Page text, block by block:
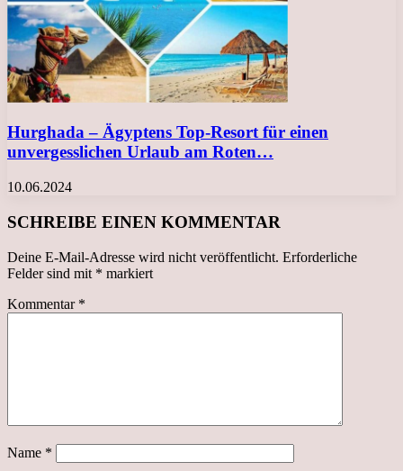
Hurghada – Ägyptens Top-Resort für einen
unvergesslichen Urlaub am Roten…
10.06.2024
SCHREIBE EINEN KOMMENTAR
Deine E-Mail-Adresse wird nicht veröffentlicht. Erforderliche
Felder sind mit * markiert
Kommentar *
Name *